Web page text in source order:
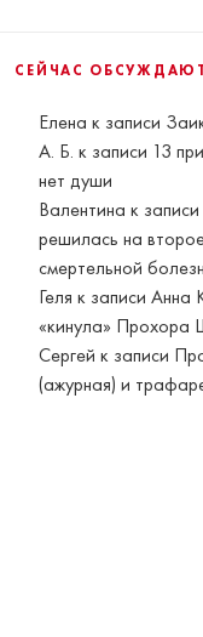
СЕЙЧАС ОБСУЖДАЮТ
Елена к записи
А. Б. к записи 13
нет души
Валентина к
решилась на
смертельной
Геля к записиАнна
«кинула» Прохора
Сергей к записи
(ажурная) и